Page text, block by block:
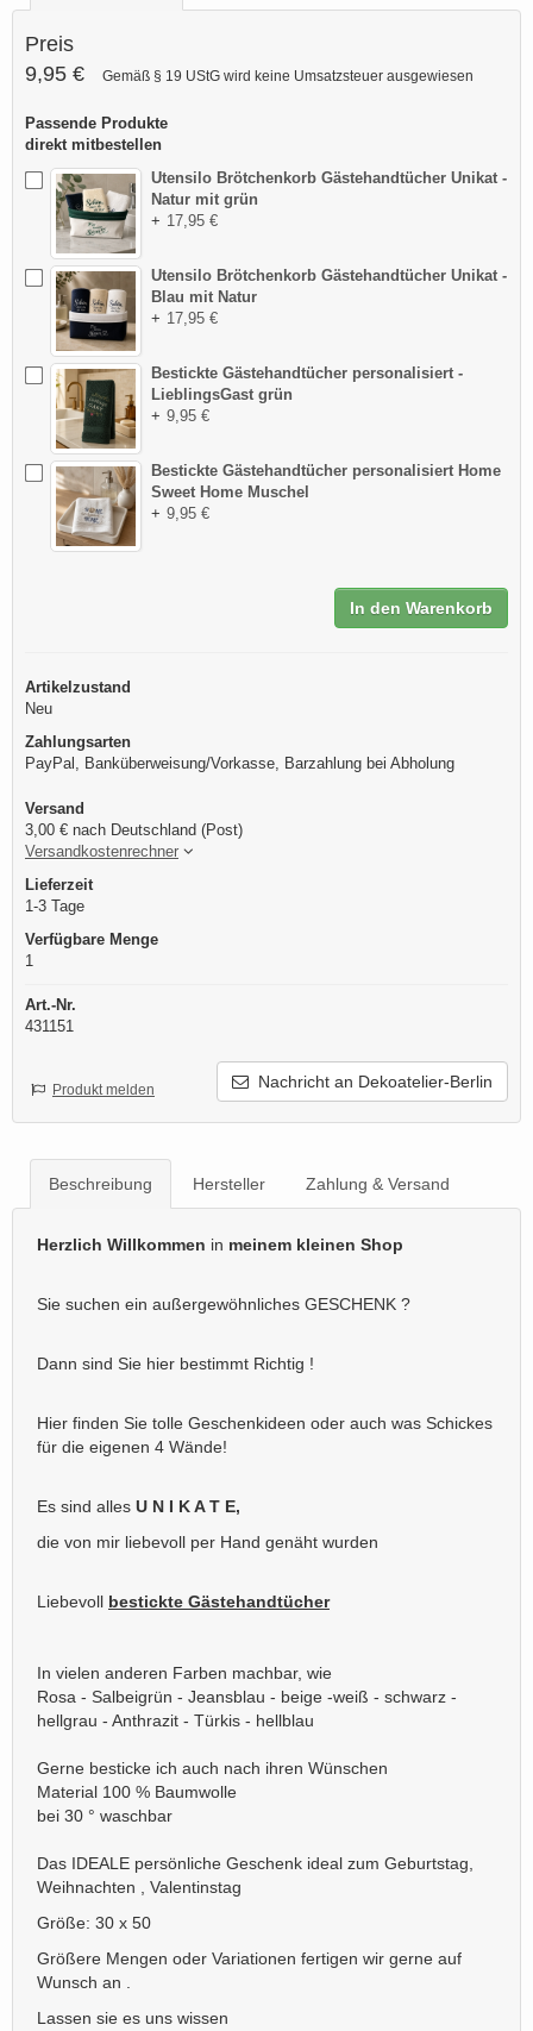
Preis
9,95 €
Gemäß § 19 UStG wird keine Umsatzsteuer ausgewiesen
Passende Produkte
direkt mitbestellen
Utensilo Brötchenkorb Gästehandtücher Unikat -
Natur mit grün
+ 17,95 €
Utensilo Brötchenkorb Gästehandtücher Unikat -
Blau mit Natur
+ 17,95 €
Bestickte Gästehandtücher personalisiert -
LieblingsGast grün
+ 9,95 €
Bestickte Gästehandtücher personalisiert Home
Sweet Home Muschel
+ 9,95 €
In den Warenkorb
Artikelzustand
Neu
Zahlungsarten
PayPal, Banküberweisung/Vorkasse, Barzahlung bei Abholung
Versand
3,00 € nach Deutschland (Post)
Versandkostenrechner
Lieferzeit
1-3 Tage
Verfügbare Menge
1
Art.-Nr.
431151
Nachricht an Dekoatelier-Berlin
Produkt melden
Beschreibung Hersteller Zahlung & Versand
Herzlich Willkommen in meinem kleinen Shop
Sie suchen ein außergewöhnliches GESCHENK ?
Dann sind Sie hier bestimmt Richtig !
Hier finden Sie tolle Geschenkideen oder auch was Schickes
für die eigenen 4 Wände!
Es sind alles U N I K A T E,
die von mir liebevoll per Hand genäht wurden
Liebevoll bestickte Gästehandtücher
In vielen anderen Farben machbar, wie
Rosa - Salbeigrün - Jeansblau - beige -weiß - schwarz -
hellgrau - Anthrazit - Türkis - hellblau
Gerne besticke ich auch nach ihren Wünschen
Material 100 % Baumwolle
bei 30 ° waschbar
Das IDEALE persönliche Geschenk ideal zum Geburtstag,
Weihnachten , Valentinstag
Größe: 30 x 50
Größere Mengen oder Variationen fertigen wir gerne auf
Wunsch an .
Lassen sie es uns wissen